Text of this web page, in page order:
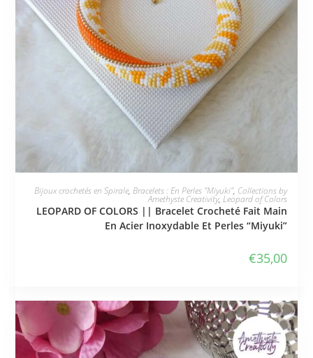
JE L'ADOPTE
Bijoux crochetés en Spirale, Bracelets : En Perles "Miyuki", Collections by
Amethyste Creativity, Leopard of Colors
LEOPARD OF COLORS || Bracelet Crocheté Fait Main
En Acier Inoxydable Et Perles “Miyuki”
€35,00